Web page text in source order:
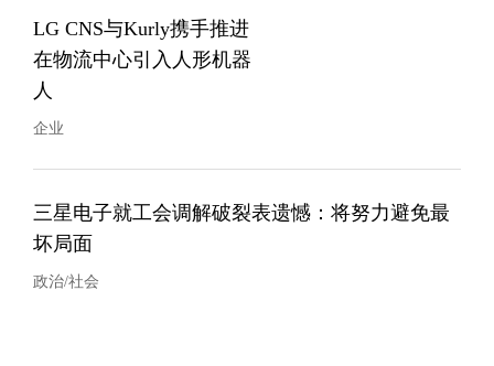
LG CNS与Kurly携手推进
在物流中心引入人形机器
人
企业
三星电子就工会调解破裂表遗憾：将努力避免最
坏局面
政治/社会